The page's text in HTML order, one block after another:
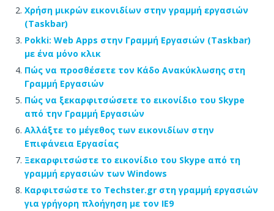
Χρήση μικρών εικονιδίων στην γραμμή εργασιών
(Taskbar)
Pokki: Web Apps στην Γραμμή Εργασιών (Taskbar)
με ένα μόνο κλικ
Πώς να προσθέσετε τον Κάδο Ανακύκλωσης στη
Γραμμή Εργασιών
Πώς να ξεκαρφιτσώσετε το εικονίδιο του Skype
από την Γραμμή Εργασιών
Αλλάξτε το μέγεθος των εικονιδίων στην
Επιφάνεια Εργασίας
Ξεκαρφιτσώστε το εικονίδιο του Skype από τη
γραμμή εργασιών των Windows
Καρφιτσώστε το Techster.gr στη γραμμή εργασιών
για γρήγορη πλοήγηση με τον IE9